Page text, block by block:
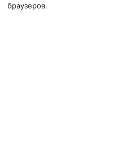
браузеров.